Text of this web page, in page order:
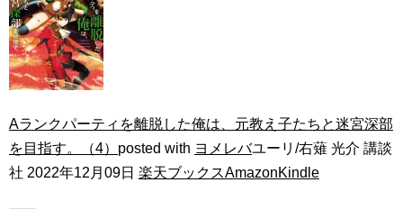
Aランクパーティを離脱した俺は、元教え子たちと迷宮深部
を目指す。（4） posted with ヨメレバユーリ/右薙 光介 講談
社 2022年12月09日 楽天ブックスAmazonKindle